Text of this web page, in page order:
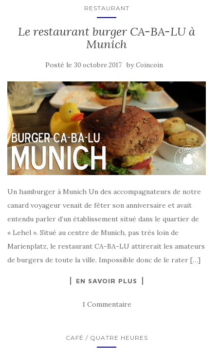
RESTAURANT
Le restaurant burger CA-BA-LU à
Munich
Posté le 30 octobre 2017 byCoincoin
Un hamburger à Munich Un des accompagnateurs de notre
canard voyageur venait de fêter son anniversaire et avait
entendu parler d’un établissement situé dans le quartier de
« Lehel ». Situé au centre de Munich, pas très loin de
Marienplatz, le restaurant CA-BA-LU attirerait les amateurs
de burgers de toute la ville. Impossible donc de le rater […]
EN SAVOIR PLUS
1 Commentaire
CAFÉ / QUATRE HEURES